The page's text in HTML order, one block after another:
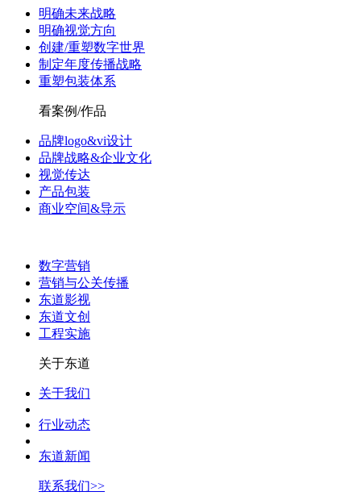
明确未来战略
明确视觉方向
创建/重塑数字世界
制定年度传播战略
重塑包装体系
看案例/作品
品牌logo&vi设计
品牌战略&企业文化
视觉传达
产品包装
商业空间&导示
数字营销
营销与公关传播
东道影视
东道文创
工程实施
关于东道
关于我们
行业动态
东道新闻
联系我们>>